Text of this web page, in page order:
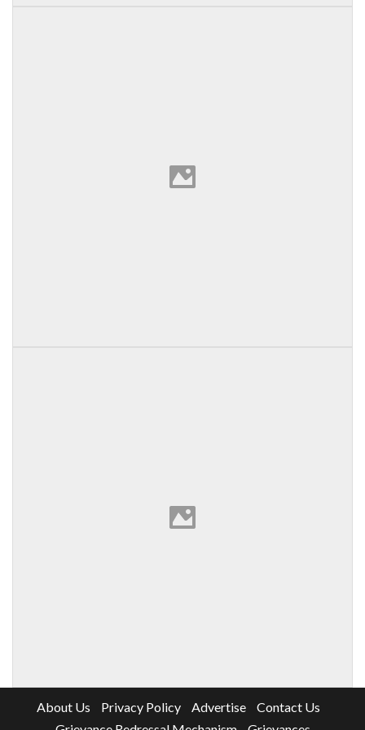
About Us Privacy Policy Advertise
Contact Us